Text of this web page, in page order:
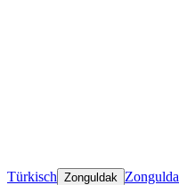
Türkisch Zonguldak